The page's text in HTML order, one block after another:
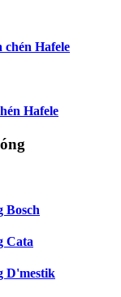
Hafele
Hafele
Bosch
Cata
D'mestik